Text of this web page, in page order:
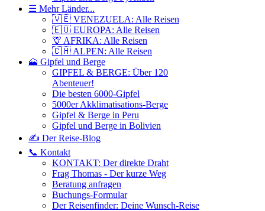
☰ Mehr Länder...
🇻🇪 VENEZUELA: Alle Reisen
🇪🇺 EUROPA: Alle Reisen
🦒 AFRIKA: Alle Reisen
🇨🇭 ALPEN: Alle Reisen
🗻 Gipfel und Berge
GIPFEL & BERGE: Über 120
Abenteuer!
Die besten 6000-Gipfel
5000er Akklimatisations-Berge
Gipfel & Berge in Peru
Gipfel und Berge in Bolivien
✍️ Der Reise-Blog
📞 Kontakt
KONTAKT: Der direkte Draht
Frag Thomas - Der kurze Weg
Beratung anfragen
Buchungs-Formular
Der Reisenfinder: Deine Wunsch-Reise